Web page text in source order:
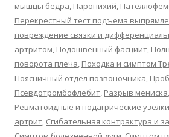
мышцы бедра, Паронихий,
Перекрестный тест подъема
повреждение связки и
артритом, Подошвенный фасциит,
поворота плеча, Походка и симптом
Поясничный отдел позвоночника,
Псевдотромбофлебит, Разрыв мениска,
Ревматоидные и подагрические узелки
артрит, Сгибательная контрактура и